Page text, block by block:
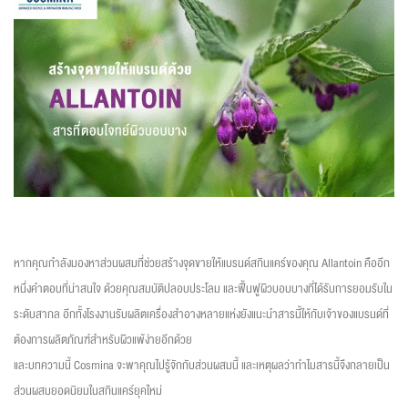
หากคุณกำลังมองหาส่วนผสมที่ช่วยสร้างจุดขายให้แบรนด์สกินแคร์ของคุณ Allantoin คืออีก
หนึ่งคำตอบที่น่าสนใจ ด้วยคุณสมบัติปลอบประโลม และฟื้นฟูผิวบอบบางที่ได้รับการยอมรับใน
ระดับสากล อีกทั้งโรงงานรับผลิตเครื่องสำอางหลายแห่งยังแนะนำสารนี้ให้กับเจ้าของแบรนด์ที่
ต้องการผลิตภัณฑ์สำหรับผิวแพ้ง่ายอีกด้วย
และบทความนี้ Cosmina จะพาคุณไปรู้จักกับส่วนผสมนี้ และเหตุผลว่าทำไมสารนี้จึงกลายเป็น
ส่วนผสมยอดนิยมในสกินแคร์ยุคใหม่